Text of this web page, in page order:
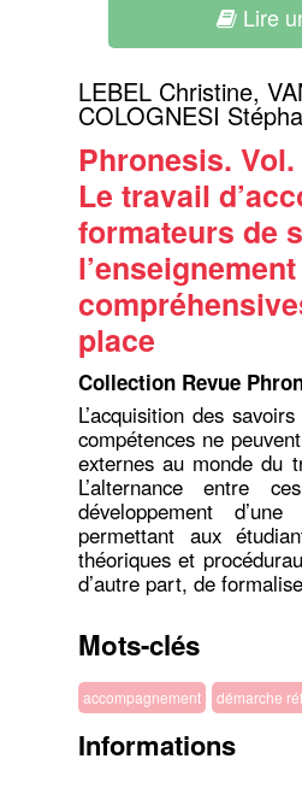
Lire
LEBEL Christine,
COLOGNESI
Phronesis.
Le travail
formateurs de
place
Collection Revue
L’acquisition des
compétences ne
externes au monde du
L’alternance entre
développement
permettant aux
théoriques et
d’autre part, de
Mots-clés
accompagnement démarche
Informations